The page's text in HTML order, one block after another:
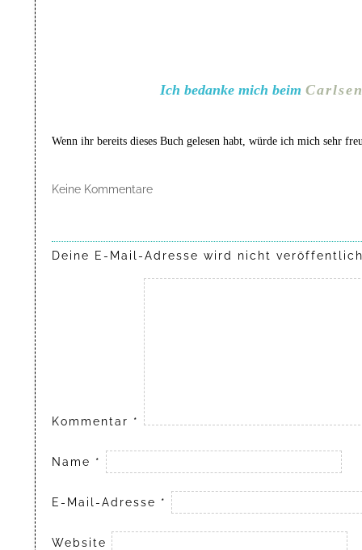
Ich bedanke mich beim
Wenn ihr bereits dieses Buch gelesen habt, würde ich mich sehr
Keine Kommentare
Deine E-Mail-Adresse wird nicht
Kommentar *
Name *
E-Mail-Adresse *
Website